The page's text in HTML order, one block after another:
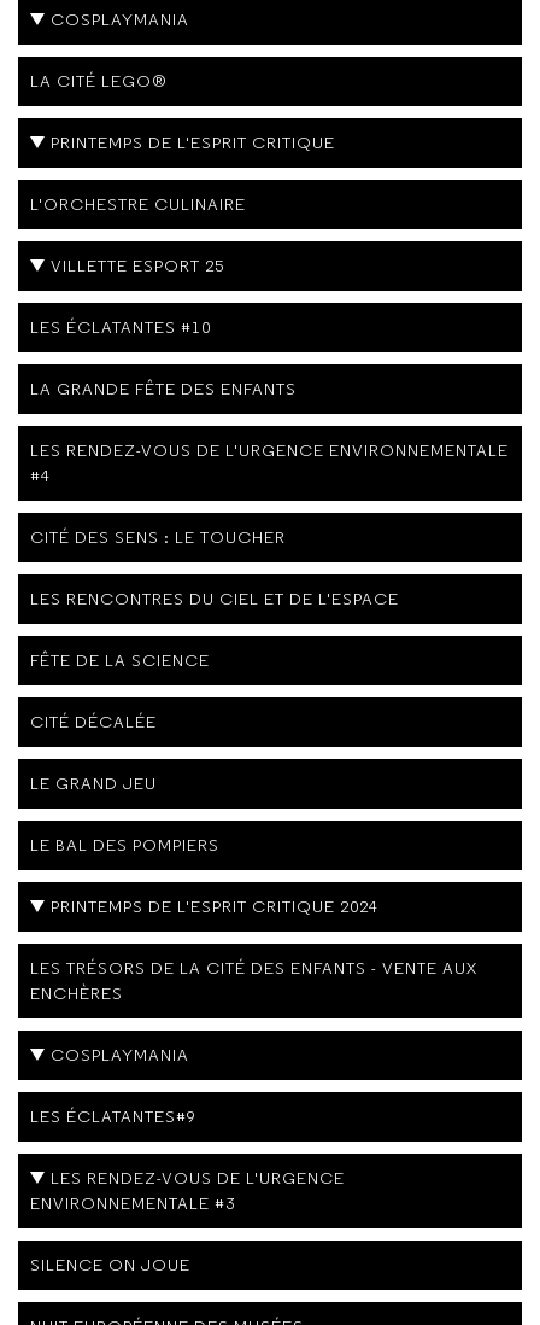
COSPLAYMANIA
LA CITÉ LEGO®
PRINTEMPS DE L'ESPRIT CRITIQUE
L'ORCHESTRE CULINAIRE
VILLETTE ESPORT 25
LES ÉCLATANTES #10
LA GRANDE FÊTE DES ENFANTS
LES RENDEZ-VOUS DE L'URGENCE ENVIRONNEMENTALE
#4
CITÉ DES SENS : LE TOUCHER
LES RENCONTRES DU CIEL ET DE L'ESPACE
FÊTE DE LA SCIENCE
CITÉ DÉCALÉE
LE GRAND JEU
LE BAL DES POMPIERS
PRINTEMPS DE L'ESPRIT CRITIQUE 2024
LES TRÉSORS DE LA CITÉ DES ENFANTS - VENTE AUX
ENCHÈRES
COSPLAYMANIA
LES ÉCLATANTES#9
LES RENDEZ-VOUS DE L'URGENCE
ENVIRONNEMENTALE #3
SILENCE ON JOUE